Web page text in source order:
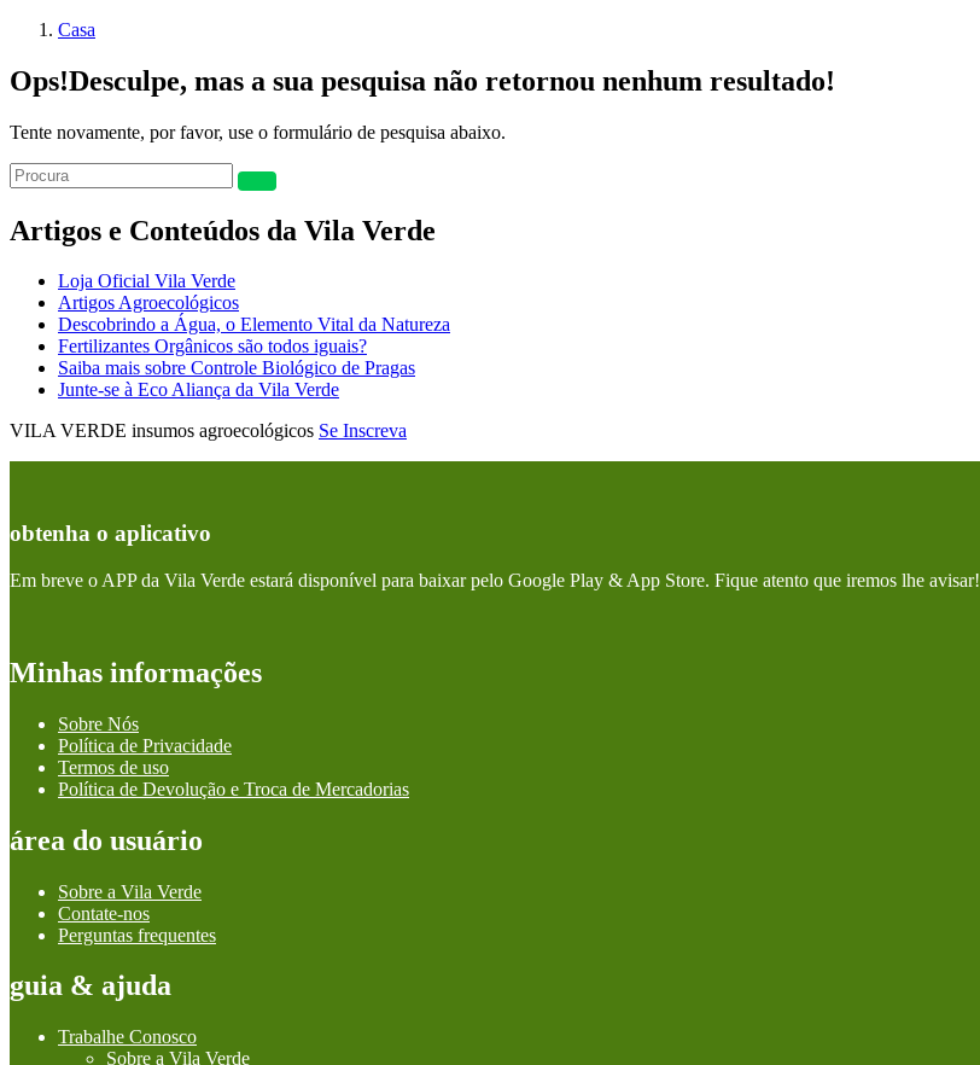
Casa
Ops!Desculpe, mas a sua pesquisa não retornou nenhum resultado!
Tente novamente, por favor, use o formulário de pesquisa abaixo.
Artigos e Conteúdos da Vila Verde
Loja Oficial Vila Verde
Artigos Agroecológicos
Descobrindo a Água, o Elemento Vital da Natureza
Fertilizantes Orgânicos são todos iguais?
Saiba mais sobre Controle Biológico de Pragas
Junte-se à Eco Aliança da Vila Verde
VILA VERDE insumos agroecológicos Se Inscreva
obtenha o aplicativo
Em breve o APP da Vila Verde estará disponível para baixar pelo Google Play & App Store. Fique atento que iremos lhe avisar!
Minhas informações
Sobre Nós
Política de Privacidade
Termos de uso
Política de Devolução e Troca de Mercadorias
área do usuário
Sobre a Vila Verde
Contate-nos
Perguntas frequentes
guia & ajuda
Trabalhe Conosco
Sobre a Vila Verde